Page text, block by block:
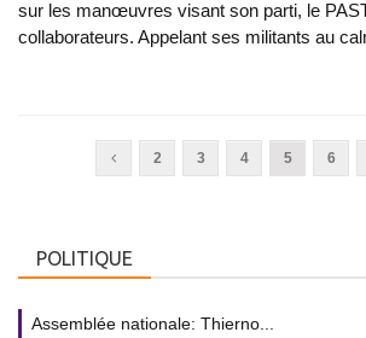
sur les manœuvres visant son parti, le
collaborateurs. Appelant ses militants au
2 3 4 5 6
POLITIQUE
Assemblée nationale: Thierno...